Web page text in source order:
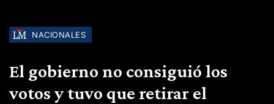
NACIONALES
El gobierno no consiguió los
votos y tuvo que retirar el